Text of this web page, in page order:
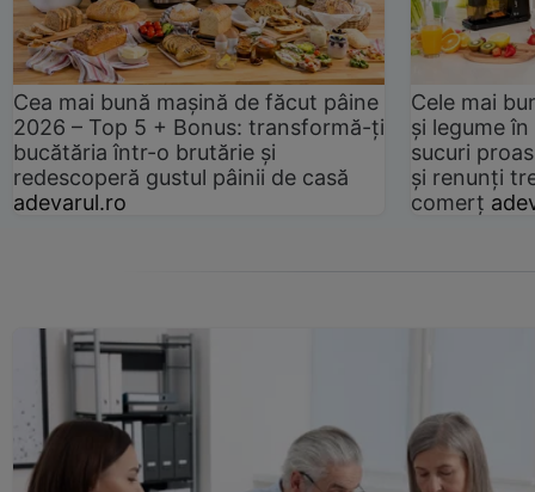
Cea mai bună mașină de făcut pâine
2026 – Top 5 + Bonus: transformă-ți
bucătăria într-o brutărie și
redescoperă gustul pâinii de casă
adevarul.ro
Cele mai
și legume
sucuri
și renunți
comerț